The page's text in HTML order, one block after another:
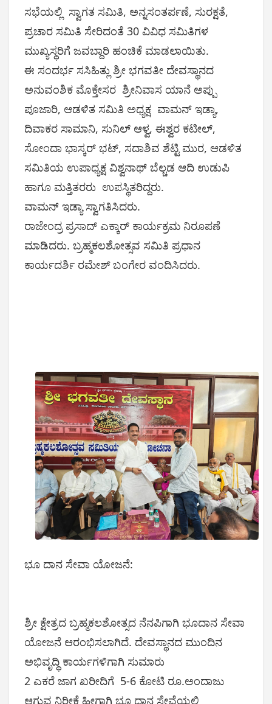
ಸಭೆಯಲ್ಲಿ ಸ್ವಾಗತ ಸಮಿತಿ, ಅನ್ನಸಂತರ್ಪಣೆ, ಸುರಕ್ಷತೆ,
ಪ್ರಚಾರ ಸಮಿತಿ ಸೇರಿದಂತೆ 30 ವಿವಿಧ ಸಮಿತಿಗಳ
ಮುಖ್ಯಸ್ಥರಿಗೆ ಜವಬ್ದಾರಿ ಹಂಚಿಕೆ ಮಾಡಲಾಯಿತು.
ಈ ಸಂದರ್ಭ ಸಸಿಹಿತ್ಲು ಶ್ರೀ ಭಗವತೀ ದೇವಸ್ಥಾನದ
ಅನುವಂಶಿಕ ಮೊಕ್ತೇಸರ ಶ್ರೀನಿವಾಸ ಯಾನೆ ಅಪ್ಪು
ಪೂಜಾರಿ, ಆಡಳಿತ ಸಮಿತಿ ಅಧ್ಯಕ್ಷ ವಾಮನ್ ಇಡ್ಯಾ,
ದಿವಾಕರ ಸಾಮಾನಿ, ಸುನಿಲ್ ಆಳ್ವ, ಈಶ್ವರ ಕಟೀಲ್,
ಸೋಂದಾ ಭಾಸ್ಕರ್ ಭಟ್, ಸದಾಶಿವ ಶೆಟ್ಟಿ ಮುರ, ಆಡಳಿತ
ಸಮಿತಿಯ ಉಪಾಧ್ಯಕ್ಷ ವಿಶ್ವನಾಥ್ ಬೆಲ್ಚಡ ಆದಿ ಉಡುಪಿ
ಹಾಗೂ ಮತ್ತಿತರರು ಉಪಸ್ಥಿತರಿದ್ದರು.
ವಾಮನ್ ಇಡ್ಯಾ ಸ್ವಾಗತಿಸಿದರು.
ರಾಜೇಂದ್ರ ಪ್ರಸಾದ್ ಎಕ್ಕಾರ್ ಕಾರ್ಯಕ್ರಮ ನಿರೂಪಣೆ
ಮಾಡಿದರು. ಬ್ರಹ್ಮಕಲಶೋತ್ಸವ ಸಮಿತಿ ಪ್ರಧಾನ
ಕಾರ್ಯದರ್ಶಿ ರಮೇಶ್ ಬಂಗೇರ ವಂದಿಸಿದರು.
ಭೂ ದಾನ ಸೇವಾ ಯೋಜನೆ:
ಶ್ರೀ ಕ್ಷೇತ್ರದ ಬ್ರಹ್ಮಕಲಶೋತ್ಸದ ನೆನಪಿಗಾಗಿ ಭೂದಾನ ಸೇವಾ
ಯೋಜನೆ ಆರಂಭಿಸಲಾಗಿದೆ. ದೇವಸ್ಥಾನದ ಮುಂದಿನ
ಅಭಿವೃದ್ಧಿ ಕಾರ್ಯಗಳಿಗಾಗಿ ಸುಮಾರು
2 ಎಕರೆ ಜಾಗ ಖರೀದಿಗೆ 5-6 ಕೋಟಿ ರೂ.ಅಂದಾಜು
ಆಗುವ ನಿರೀಕ್ಷೆ ಹೀಗಾಗಿ ಭೂ ದಾನ ಸೇವೆಯಲ್ಲಿ